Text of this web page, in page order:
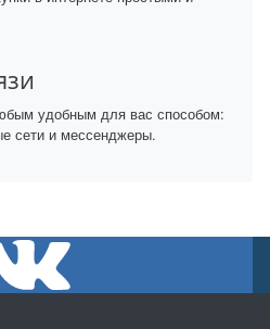
удобным для вас способом:
сети и мессенджеры.